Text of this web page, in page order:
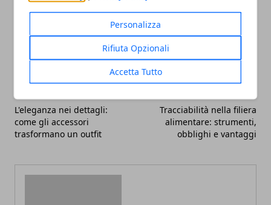
Personalizza
Rifiuta Opzionali
Accetta Tutto
Whatsapp
L'eleganza nei dettagli:
come gli accessori
trasformano un outfit
Tracciabilità nella filiera
alimentare: strumenti,
obblighi e vantaggi